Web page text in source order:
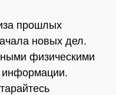
прошлых
новых дел.
физическими
информации.